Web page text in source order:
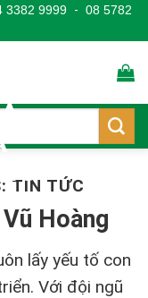
3382 9999 - 08 5782
TIN TỨC
Hoàng
lấy yếu tố con
Với đội ngũ